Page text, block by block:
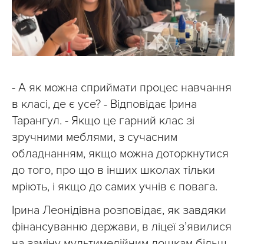
- А як можна сприймати процес навчання
в класі, де є усе? - Відповідає Ірина
Тарангул. - Якщо це гарний клас зі
зручними меблями, з сучасним
обладнанням, якщо можна доторкнутися
до того, про що в інших школах тільки
мріють, і якщо до самих учнів є повага.
Ірина Леонідівна розповідає, як завдяки
фінансуванню держави, в ліцеї з’явилися